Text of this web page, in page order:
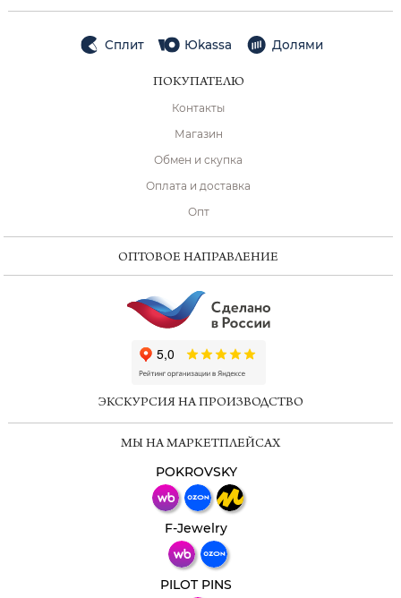
Сплит Юkassa Долями
ПОКУПАТЕЛЮ
Контакты
Магазин
Обмен и скупка
Оплата и доставка
Опт
ОПТОВОЕ НАПРАВЛЕНИЕ
ЭКСКУРСИЯ НА ПРОИЗВОДСТВО
МЫ НА МАРКЕТПЛЕЙСАХ
POKROVSKY
F-Jewelry
PILOT PINS